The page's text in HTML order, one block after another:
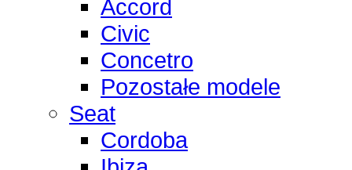
Accord
Civic
Concetro
Pozostałe modele
Seat
Cordoba